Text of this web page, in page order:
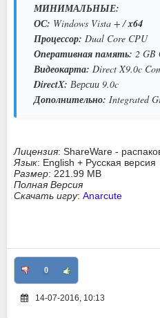
МИНИМАЛЬНЫЕ:
ОС: Windows Vista + /x64
Процессор: Dual Core CPU
Оперативная память: 2 GB
Видеокарта: Direct X9.0c
DirectX: Версии 9.0c
Дополнительно: Integrated
Лицензия: ShareWare -
Язык: English + Русская версия
Размер: 221.99 MB
Полная Версия
Скачать игру: Anarcute
0
14-07-2016, 10:13